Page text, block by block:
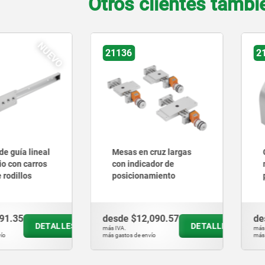
en cruz largas
de
$12,090.57
de envío
DETALLES
21161-20
Contracojinetes para
mesas de
posicionamiento
desde$7,015.11
más gastos de envío
DETALLES